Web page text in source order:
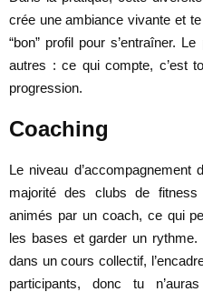
crée une ambiance vivante et
“bon” profil pour s’entraîner.
autres : ce qui compte, c’est
progression.
Coaching
Le niveau
majorité des clubs de
animés par un coach, ce qui
les bases et garder un
dans un cours collectif,
participants, donc tu